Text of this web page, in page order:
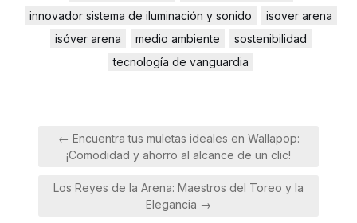
innovador sistema de iluminación y sonido
isover arena
isóver arena
medio ambiente
sostenibilidad
tecnología de vanguardia
Navegación
← Encuentra tus muletas ideales en Wallapop:
¡Comodidad y ahorro al alcance de un clic!
Los Reyes de la Arena: Maestros del Toreo y la
Elegancia →